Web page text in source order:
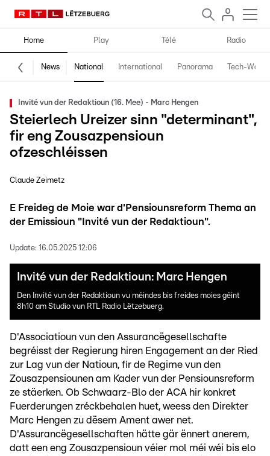
Home Play Télé Radio
News National International Panorama Tech-World
Invité vun der Redaktioun (16. Mee) - Marc Hengen
Steierlech Ureizer sinn "determinant",
fir eng Zousazpensioun
ofzeschléissen
Claude Zeimetz
E Freideg de Moie war d'Pensiounsreform Thema an
der Emissioun "Invité vun der Redaktioun".
Update: 16.05.2025 12:06
Invité vun der Redaktioun: Marc Hengen
Den Invité vun der Redaktioun vu méindes bis freides moies géint
8h10 am Studio vun RTL Radio Lëtzebuerg.
D'Associatioun vun den Assurancëgesellschafte
begréisst der Regierung hiren Engagement an der Ried
zur Lag vun der Natioun, fir de Regime vun den
Zousazpensiounen am Kader vun der Pensiounsreform
ze stäerken. Ob Schwaarz-Blo der ACA hir konkret
Fuerderungen zréckbehalen huet, weess den Direkter
Marc Hengen zu dësem Ament awer net.
D'Assurancëgesellschaften hätte gär ënnert anerem,
datt een eng Zousazpensioun véier mol méi wéi bis elo